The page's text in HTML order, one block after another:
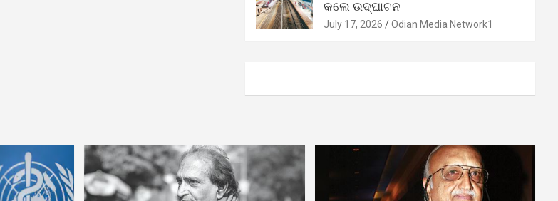
କଲେ ଉଦ୍‌ଘାଟନ
July 17, 2026 Odian Media Network1